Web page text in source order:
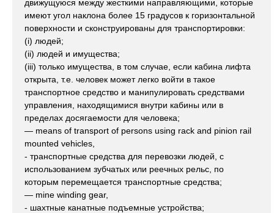
движущуюся между жесткими направляющими, которые
имеют угол наклона более 15 градусов к горизонтальной
поверхности и сконструированы для транспортировки:
(i) людей;
(ii) людей и имущества;
(iii) только имущества, в том случае, если кабина лифта
открыта, т.е. человек может легко войти в такое
транспортное средство и манипулировать средствами
управления, находящимися внутри кабины или в
пределах досягаемости для человека;
— means of transport of persons using rack and pinion rail
mounted vehicles,
- транспортные средства для перевозки людей, с
использованием зубчатых или реечных рельс, по
которым перемещается транспортные средства;
— mine winding gear,
- шахтные канатные подъемные устройства;